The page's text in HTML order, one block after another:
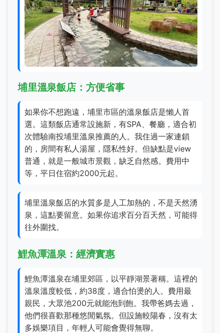
埔里溫泉飯店：方便省事
如果你不想跑遠，埔里市區的溫泉飯店是懶人首
選。這類飯店通常設施新，有SPA、餐廳，適合初
次體驗南投埔里溫泉推薦的人。我住過一家連鎖
的，房間有私人湯屋，隱私性好。但缺點是view
普通，就是一般城市景觀，缺乏自然感。費用中
等，平日住宿約2000元起。
埔里溫泉飯店的水質多是人工加熱的，不是天然湧
泉，這點要留意。如果你追求百分百天然，可能得
往外圍找。
鯉魚潭溫泉：經濟實惠
鯉魚潭溫泉在埔里郊區，以平靜湖景著稱。這裡的
溫泉溫度較低，約38度，適合怕燙的人。費用最
親民，大眾池200元就能泡到飽。我帶爸媽去過，
他們很喜歡那種悠閒氣氛。但設施較陽春，沒有太
多娛樂項目，年輕人可能會覺得無聊。